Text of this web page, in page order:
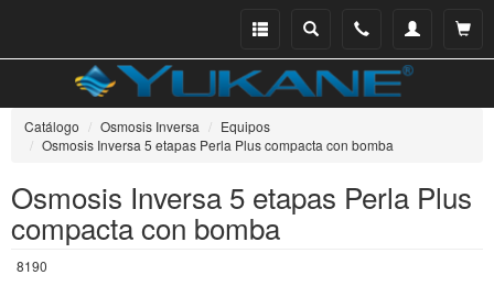
Ver
Mi
Teléfono
Buscar
Menu
Catálogo Osmosis Inversa
Equipos
Osmosis Inversa 5 etapas Perla Plus compacta con bomba
Osmosis Inversa 5 etapas Perla Plus
compacta con bomba
8190